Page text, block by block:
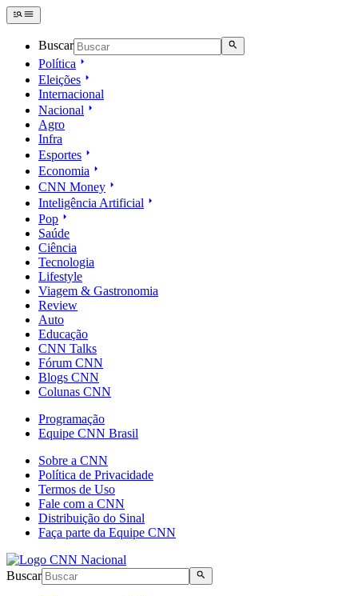
Buscar
Política
Eleições
Internacional
Nacional
Agro
Infra
Esportes
Economia
CNN Money
Inteligência Artificial
Pop
Saúde
Ciência
Tecnologia
Lifestyle
Viagem & Gastronomia
Review
Auto
Educação
CNN Talks
Fórum CNN
Blogs CNN
Colunas CNN
Programação
Equipe CNN Brasil
Sobre a CNN
Política de Privacidade
Termos de Uso
Fale com a CNN
Distribuição do Sinal
Faça parte da Equipe CNN
Buscar